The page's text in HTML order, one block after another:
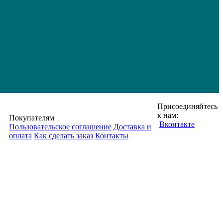
Покупателям
Пользовательское соглашение Доставка и
оплата Как сделать заказ Контакты
Присоединяйтесь
к нам:
Вконтакте